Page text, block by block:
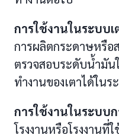
การใช้งานในระบบเ
การผลิตกระดาษหรือ
ตรวจสอบระดับน้ำมัน
ทำงานของเตาได้ใน
การใช้งานในระบบ
โรงงานหรือโรงงานที่